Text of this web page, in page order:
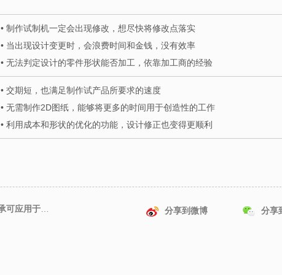
• 制作试制机一定会出现修改，想尽快将修改点落实
• 当出现设计变更时，会浪费时间和金钱，没有效率
• 无法判定设计的零件形状能否加工，依靠加工商的经验
• 交期短，也满足制作试产品所要求的速度
• 无需制作2D图纸，能够将更多的时间用于创造性的工作
• 利用成本和形状的优化的功能，设计修正也变得更顺利
分享到微博 分享